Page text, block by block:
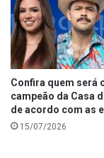
Confira quem será
campeão da Casa
de acordo com as
15/07/2026